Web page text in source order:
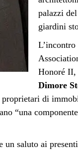
palazzi
giardini
Honoré II,
Dimore
proprietari di
“una
un saluto ai